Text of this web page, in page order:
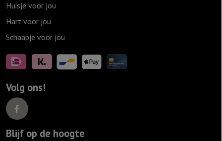
Huisje voor jou
Hart voor jou
Schaapje voor jou
Volg ons!
Blijf op de hoogte